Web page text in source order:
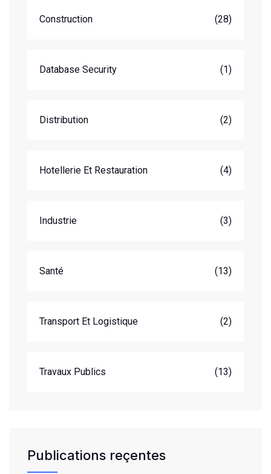
Construction (28)
Database Security (1)
Distribution (2)
Hotellerie Et Restauration (4)
Industrie (3)
Santé (13)
Transport Et Logistique (2)
Travaux Publics (13)
Publications reçentes